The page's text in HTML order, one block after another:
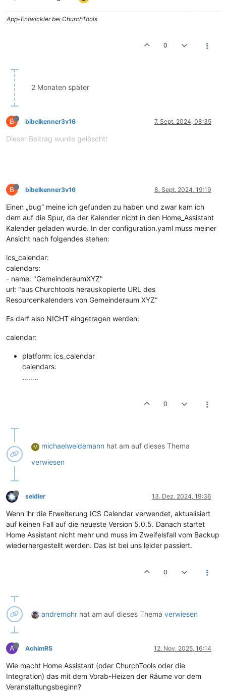
App-Entwickler bei ChurchTools
0
2 Monaten später
B bibelkenner3v16 7. Sept. 2024, 08:35
Dieser Beitrag wurde gelöscht!
B bibelkenner3v16 8. Sept. 2024, 19:19
Einen „bug“ meine ich gefunden zu haben und zwar kam ich
dem auf die Spur, da der Kalender nicht in den Home_Assistant
Kalender geladen wurde. In der configuration.yaml muss meiner
Ansicht nach folgendes stehen:
ics_calendar:
calendars:
- name: "GemeinderaumXYZ"
url: "aus Churchtools herauskopierte URL des
Resourcenkalenders von Gemeinderaum XYZ“
Es darf also NICHT eingetragen werden:
calendar:
platform: ics_calendar
calendars:
……..
0
M michaelweidemann hat am auf dieses Thema
verwiesen
seidler 13. Dez. 2024, 19:36
Wenn ihr die Erweiterung ICS Calendar verwendet, aktualisiert
auf keinen Fall auf die neueste Version 5.0.5. Danach startet
Home Assistant nicht mehr und muss im Zweifelsfall vom Backup
wiederhergestellt werden. Das ist bei uns leider passiert.
0
andremohr hat am auf dieses Thema verwiesen
A AchimRS 12. Nov. 2025, 16:14
Wie macht Home Assistant (oder ChurchTools oder die
Integration) das mit dem Vorab-Heizen der Räume vor dem
Veranstaltungsbeginn?